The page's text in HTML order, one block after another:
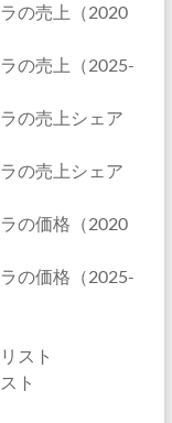
の売上（2020
の売上（2025-
の売上シェア
の売上シェア
の価格（2020
の価格（2025-
スト
ト